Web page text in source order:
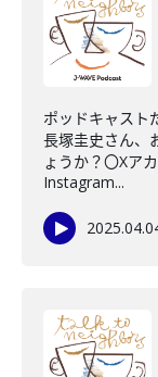
ポッドキャスト
長塚圭史さん、
ょうか？〇Xア
Instagram...